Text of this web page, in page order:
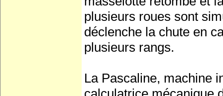
plusieurs roues sont
déclenche la chute en
plusieurs rangs.
La Pascaline, machine